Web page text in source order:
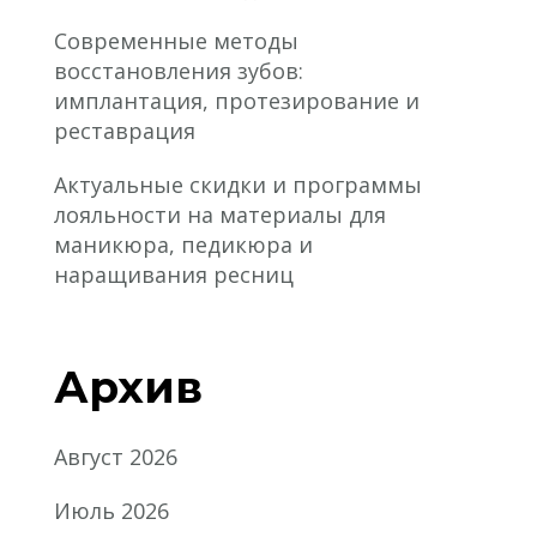
Современные методы
восстановления зубов:
имплантация, протезирование и
реставрация
Актуальные скидки и программы
лояльности на материалы для
маникюра, педикюра и
наращивания ресниц
Архив
Август 2026
Июль 2026